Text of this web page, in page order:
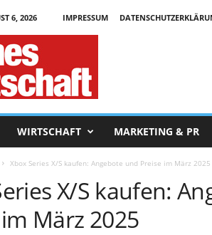
6, 2026 IMPRESSUM
WIRTSCHAFT MARKETING & PR
Xbox Series X/S kaufen: Angebote und Preise im März 2025
X/S kaufen:
März 2025